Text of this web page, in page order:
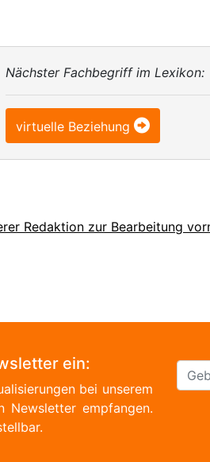
Nächster Fachbegriff im Lexikon:
virtuelle Beziehung
Redaktion zur Bearbeitung
ein:
bei unserem
Newsletter empfangen.